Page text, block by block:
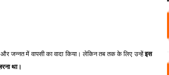
और जन्नत में वापसी का वादा किया। लेकिन तब तक के लिए उन्हेंइस
था।